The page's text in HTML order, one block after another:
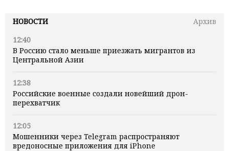
НОВОСТИ
Архив
12:40
В Россию стало меньше приезжать мигрантов из
Центральной Азии
12:38
Российские военные создали новейший дрон-
перехватчик
12:05
Мошенники через Telegram распространяют
вредоносные приложения для iPhone